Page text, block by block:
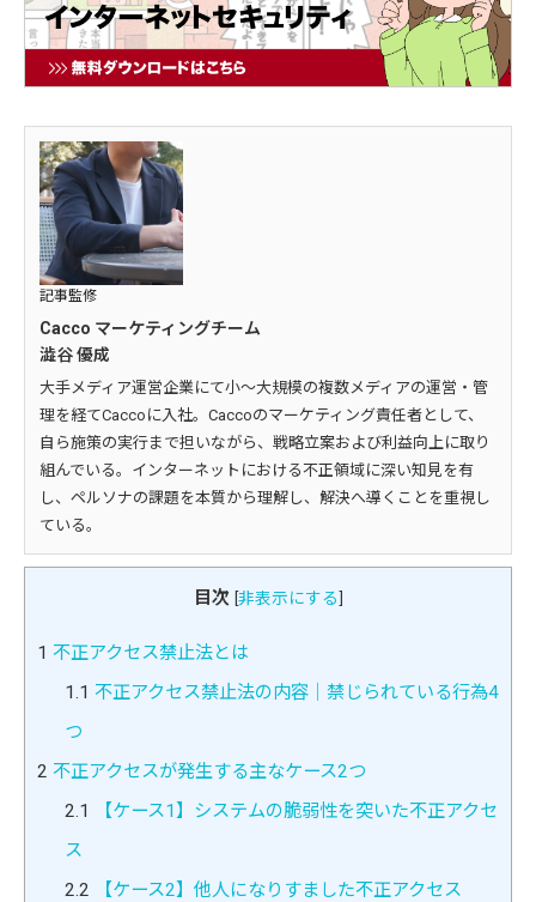
記事監修
Cacco マーケティングチーム
澁谷 優成
大手メディア運営企業にて小～大規模の複数メディアの運営・管
理を経てCaccoに入社。Caccoのマーケティング責任者として、
自ら施策の実行まで担いながら、戦略立案および利益向上に取り
組んでいる。インターネットにおける不正領域に深い知見を有
し、ペルソナの課題を本質から理解し、解決へ導くことを重視し
ている。
目次 [非表示にする]
1 不正アクセス禁止法とは
1.1 不正アクセス禁止法の内容｜禁じられている行為4
つ
2 不正アクセスが発生する主なケース2つ
2.1
【ケース1】システムの脆弱性を突いた不正アクセ
ス
2.2 【ケース2】他人になりすました不正アクセス